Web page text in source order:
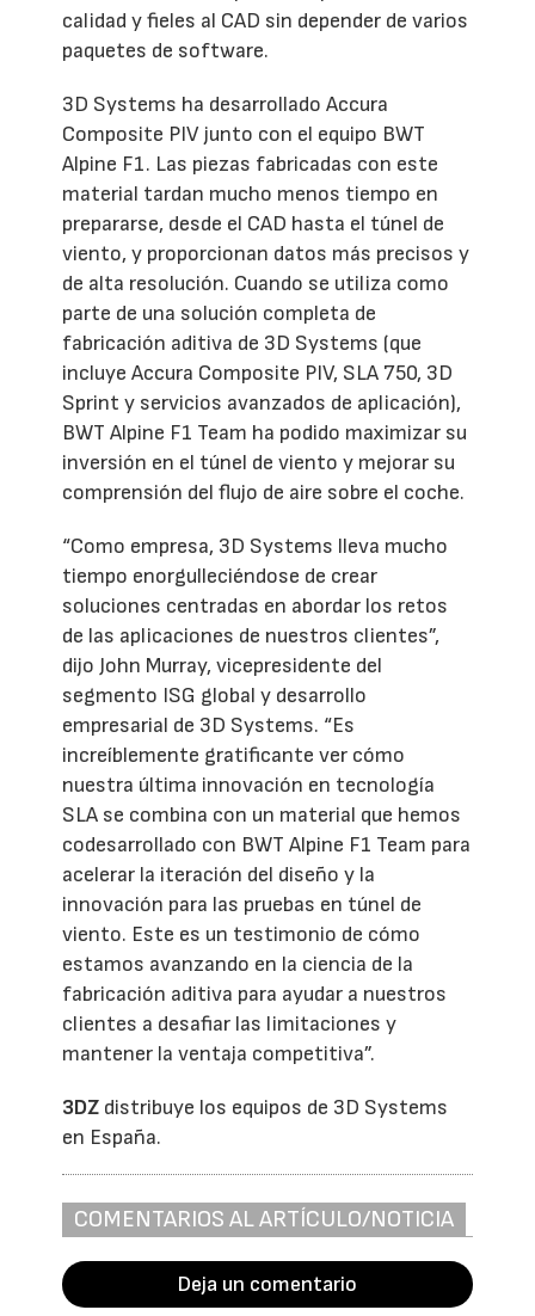
calidad y fieles al CAD sin depender de varios
paquetes de software.
3D Systems ha desarrollado Accura
Composite PIV junto con el equipo BWT
Alpine F1. Las piezas fabricadas con este
material tardan mucho menos tiempo en
prepararse, desde el CAD hasta el túnel de
viento, y proporcionan datos más precisos y
de alta resolución. Cuando se utiliza como
parte de una solución completa de
fabricación aditiva de 3D Systems (que
incluye Accura Composite PIV, SLA 750, 3D
Sprint y servicios avanzados de aplicación),
BWT Alpine F1 Team ha podido maximizar su
inversión en el túnel de viento y mejorar su
comprensión del flujo de aire sobre el coche.
“Como empresa, 3D Systems lleva mucho
tiempo enorgulleciéndose de crear
soluciones centradas en abordar los retos
de las aplicaciones de nuestros clientes”,
dijo John Murray, vicepresidente del
segmento ISG global y desarrollo
empresarial de 3D Systems. “Es
increíblemente gratificante ver cómo
nuestra última innovación en tecnología
SLA se combina con un material que hemos
codesarrollado con BWT Alpine F1 Team para
acelerar la iteración del diseño y la
innovación para las pruebas en túnel de
viento. Este es un testimonio de cómo
estamos avanzando en la ciencia de la
fabricación aditiva para ayudar a nuestros
clientes a desafiar las limitaciones y
mantener la ventaja competitiva”.
3DZ distribuye los equipos de 3D Systems
en España.
COMENTARIOS AL ARTÍCULO/NOTICIA
Deja un comentario